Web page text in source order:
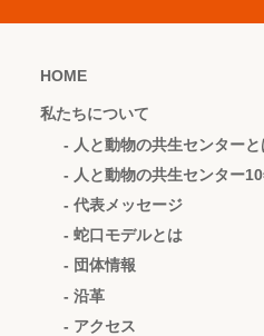
HOME
私たちについて
- 人と動物の共生センターと
- 人と動物の共生センター
- 代表メッセージ
- 蛇口モデルとは
- 団体情報
- 沿革
- アクセス